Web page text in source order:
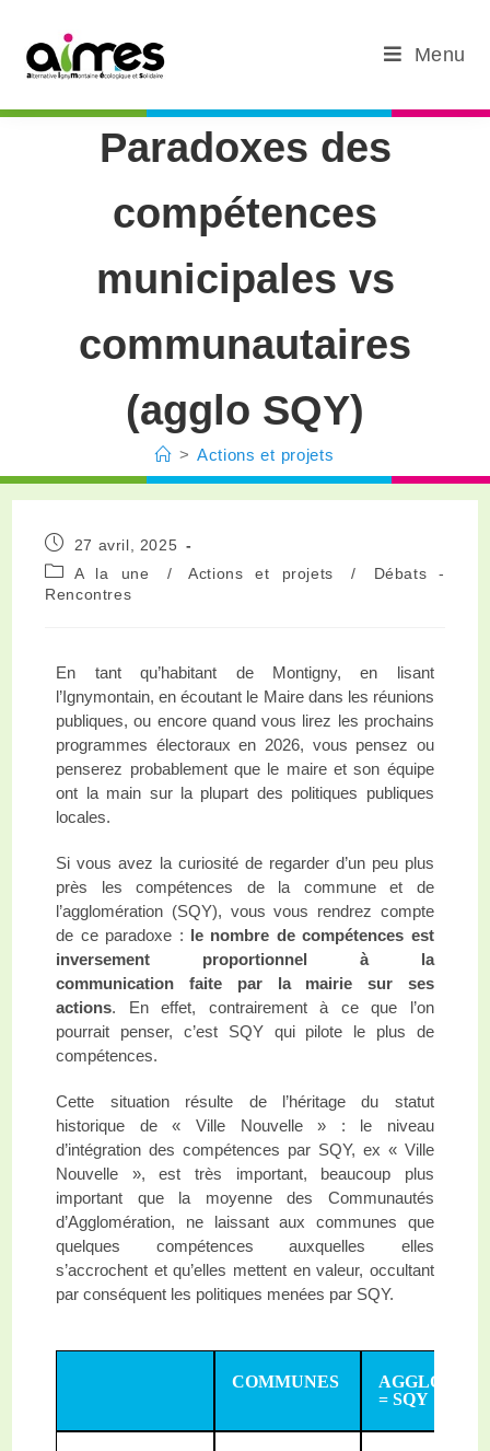
Menu
Paradoxes des
compétences
municipales vs
communautaires
(agglo SQY)
> Actions et projets
27 avril, 2025
A la une
/ Actions et projets /
Débats -
Rencontres
En tant qu’habitant de Montigny, en lisant
l’Ignymontain, en écoutant le Maire dans les réunions
publiques, ou encore quand vous lirez les prochains
programmes électoraux en 2026, vous pensez ou
penserez probablement que le maire et son équipe
ont la main sur la plupart des politiques publiques
locales.
Si vous avez la curiosité de regarder d’un peu plus
près les compétences de la commune et de
l’agglomération (SQY), vous vous rendrez compte
de ce paradoxe : le nombre de compétences est
inversement proportionnel à la
communication faite par la mairie sur ses
actions. En effet, contrairement à ce que l’on
pourrait penser, c’est SQY qui pilote le plus de
compétences.
Cette situation résulte de l’héritage du statut
historique de « Ville Nouvelle » : le niveau
d’intégration des compétences par SQY, ex « Ville
Nouvelle », est très important, beaucoup plus
important que la moyenne des Communautés
d’Agglomération, ne laissant aux communes que
quelques compétences auxquelles elles
s’accrochent et qu’elles mettent en valeur, occultant
par conséquent les politiques menées par SQY.
COMMUNES
= SQY